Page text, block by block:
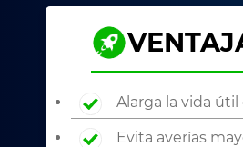
Alarga la vida
Evita averías